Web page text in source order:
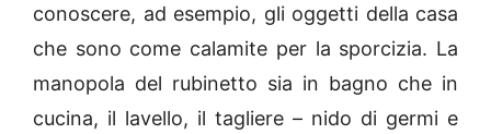
conoscere, ad esempio, gli oggetti della casa
che sono come calamite per la sporcizia. La
manopola del rubinetto sia in bagno che in
cucina, il lavello, il tagliere – nido di germi e